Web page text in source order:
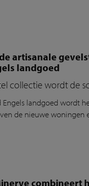
artisanale
landgoed
collectie wordt de
Engels landgoed wordt
de nieuwe woningen
combineert